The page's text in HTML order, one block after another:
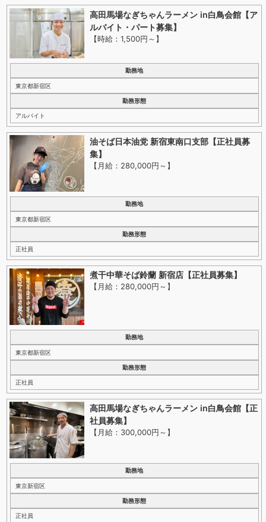
高田馬場なぎちゃんラーメン in白鳥会館【ア
ルバイト・パート募集】
【時給：1,500円～ 】
勤務地
東京都新宿区
勤務形態
アルバイト
油そば日本油党 新宿東南口支部【正社員募
集】
【月給：280,000円～ 】
勤務地
東京都新宿区
勤務形態
正社員
煮干中華そば鈴蘭 新宿店【正社員募集】
【月給：280,000円～ 】
勤務地
東京都新宿区
勤務形態
正社員
高田馬場なぎちゃんラーメン in白鳥会館【正
社員募集】
【月給：300,000円～ 】
勤務地
東京新宿区
勤務形態
正社員